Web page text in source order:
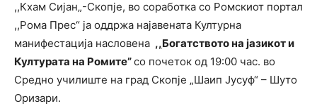
,,Кхам Сијан„-Скопје, во соработка со Ромскиот портал
,,Рома Прес“ ја оддржа најавената Културна
манифестација насловена ,,Богатството на јазикот и
Културата на Ромите”со почеток од 19:00 час. во
Средно училиште на град Скопје „Шаип Јусуф“ – Шуто
Оризари.